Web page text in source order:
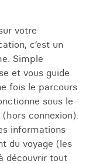
votre
c’est un
Simple
et vous guide
fois le parcours
sous le
connexion).
informations
du voyage (les
découvrir tout